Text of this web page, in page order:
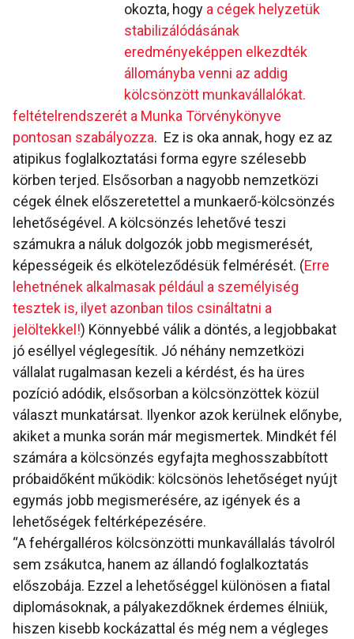
okozta, hogy a cégek helyzetük
stabilizálódásának
eredményeképpen elkezdték
állományba venni az addig
kölcsönzött munkavállalókat.
feltételrendszerét a Munka Törvénykönyve
pontosan szabályozza. Ez is oka annak, hogy ez az
atipikus foglalkoztatási forma egyre szélesebb
körben terjed. Elsősorban a nagyobb nemzetközi
cégek élnek előszeretettel a munkaerő-kölcsönzés
lehetőségével. A kölcsönzés lehetővé teszi
számukra a náluk dolgozók jobb megismerését,
képességeik és elköteleződésük felmérését. (Erre
lehetnének alkalmasak például a személyiség
tesztek is, ilyet azonban tilos csináltatni a
jelöltekkel!) Könnyebbé válik a döntés, a legjobbakat
jó eséllyel véglegesítik. Jó néhány nemzetközi
vállalat rugalmasan kezeli a kérdést, és ha üres
pozíció adódik, elsősorban a kölcsönzöttek közül
választ munkatársat. Ilyenkor azok kerülnek előnybe,
akiket a munka során már megismertek. Mindkét fél
számára a kölcsönzés egyfajta meghosszabbított
próbaidőként működik: kölcsönös lehetőséget nyújt
egymás jobb megismerésére, az igények és a
lehetőségek feltérképezésére.
“A fehérgalléros kölcsönzötti munkavállalás távolról
sem zsákutca, hanem az állandó foglalkoztatás
előszobája. Ezzel a lehetőséggel különösen a fiatal
diplomásoknak, a pályakezdőknek érdemes élniük,
hiszen kisebb kockázattal és még nem a végleges